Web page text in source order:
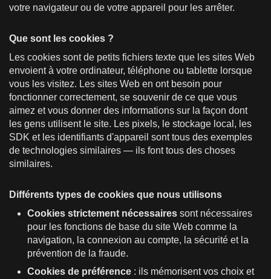
votre navigateur ou de votre appareil pour les arrêter.
Que sont les cookies ?
Les cookies sont de petits fichiers texte que les sites Web
envoient à votre ordinateur, téléphone ou tablette lorsque
vous les visitez. Les sites Web en ont besoin pour
fonctionner correctement, se souvenir de ce que vous
aimez et vous donner des informations sur la façon dont
les gens utilisent le site. Les pixels, le stockage local, les
SDK et les identifiants d'appareil sont tous des exemples
de technologies similaires — ils font tous des choses
similaires.
Différents types de cookies que nous utilisons
Cookies strictement nécessaires sont nécessaires
pour les fonctions de base du site Web comme la
navigation, la connexion au compte, la sécurité et la
prévention de la fraude.
Cookies de préférence : ils mémorisent vos choix et